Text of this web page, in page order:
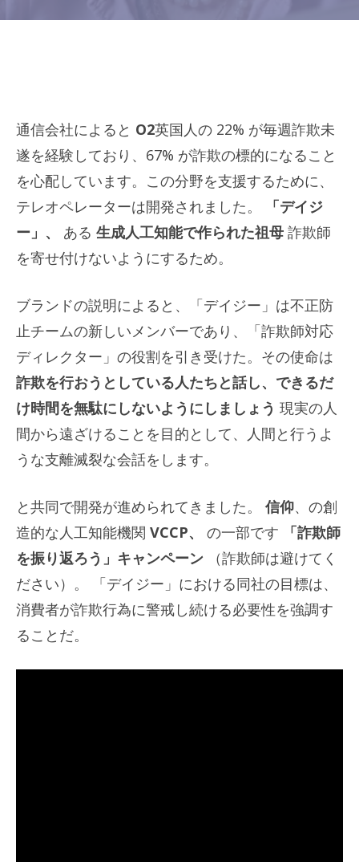
通信会社によると O2英国人の 22% が毎週詐欺未
遂を経験しており、67% が詐欺の標的になること
を心配しています。この分野を支援するために、
テレオペレーターは開発されました。
「デイジ
ー」、
ある 生成人工知能で作られた祖母 詐欺師
を寄せ付けないようにするため。
ブランドの説明によると、「デイジー」は不正防
止チームの新しいメンバーであり、「詐欺師対応
ディレクター」の役割を引き受けた。その使命は
詐欺を行おうとしている人たちと話し、できるだ
け時間を無駄にしないようにしましょう 現実の人
間から遠ざけることを目的として、人間と行うよ
うな支離滅裂な会話をします。
と共同で開発が進められてきました。 信仰、の創
造的な人工知能機関 VCCP、 の一部です
「詐欺師
を振り返ろう」キャンペーン
（詐欺師は避けてく
ださい）。 「デイジー」における同社の目標は、
消費者が詐欺行為に警戒し続ける必要性を強調す
ることだ。